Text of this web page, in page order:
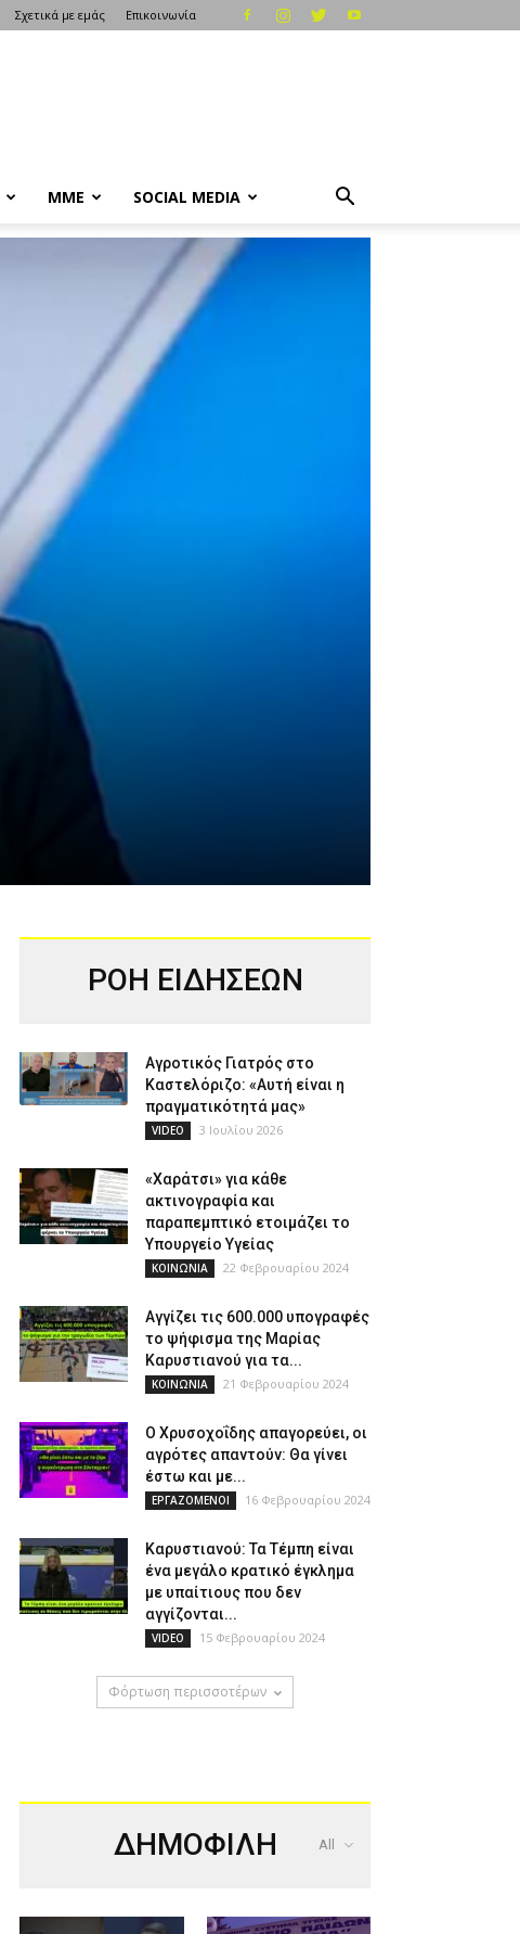
Σχετικά με εμάς Επικοινωνία
ΜΜΕ SOCIAL MEDIA
ΡΟΗ ΕΙΔΗΣΕΩΝ
Αγροτικός Γιατρός στο
Καστελόριζο: «Αυτή είναι η
πραγματικότητά μας»
VIDEO 3 Ιουλίου 2026
«Χαράτσι» για κάθε
ακτινογραφία και
παραπεμπτικό ετοιμάζει το
Υπουργείο Υγείας
ΚΟΙΝΩΝΙΑ 22 Φεβρουαρίου 2024
Αγγίζει τις 600.000 υπογραφές
το ψήφισμα της Μαρίας
Καρυστιανού για τα...
ΚΟΙΝΩΝΙΑ 21 Φεβρουαρίου 2024
Ο Χρυσοχοΐδης απαγορεύει, οι
αγρότες απαντούν: Θα γίνει
έστω και με...
ΕΡΓΑΖΟΜΕΝΟΙ 16 Φεβρουαρίου 2024
Καρυστιανού: Τα Τέμπη είναι
ένα μεγάλο κρατικό έγκλημα
με υπαίτιους που δεν
αγγίζονται...
VIDEO 15 Φεβρουαρίου 2024
Φόρτωση περισσοτέρων
ΔΗΜΟΦΙΛΗ All